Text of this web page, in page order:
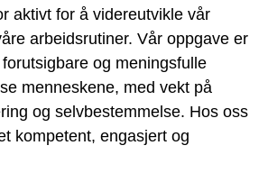
aktivt for å videreutvikle vår
arbeidsrutiner. Vår oppgave er
og meningsfulle
menneskene, med vekt på
og selvbestemmelse. Hos oss
kompetent, engasjert og